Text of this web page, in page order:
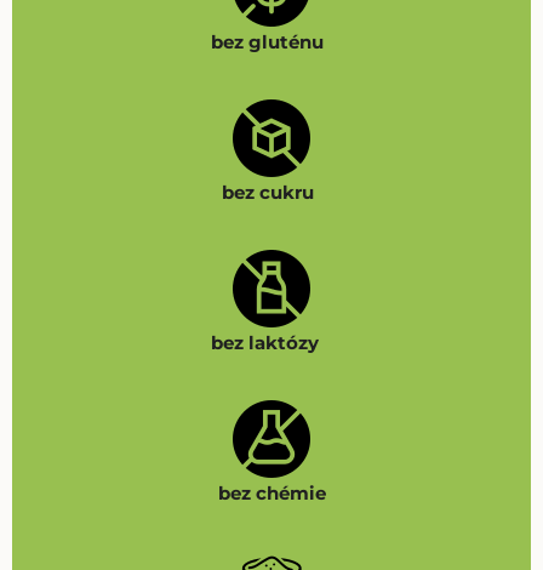
bez gluténu
bez cukru
bez laktózy
bez chémie